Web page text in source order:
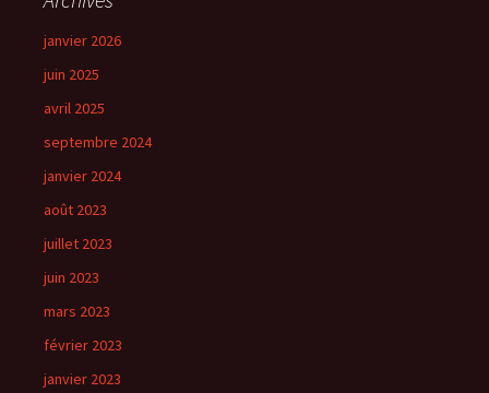
janvier 2026
juin 2025
avril 2025
septembre 2024
janvier 2024
août 2023
juillet 2023
juin 2023
mars 2023
février 2023
janvier 2023